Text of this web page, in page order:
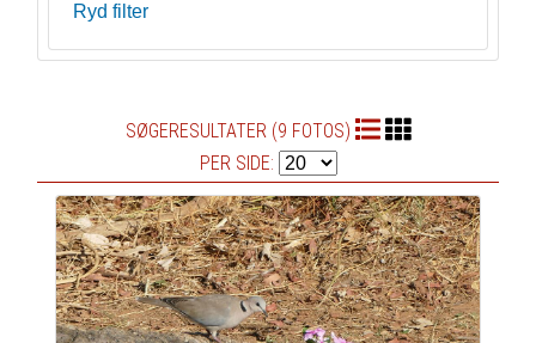
Ryd filter
SØGERESULTATER (9 FOTOS)
PER SIDE: